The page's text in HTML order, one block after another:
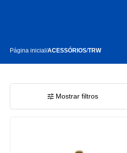
Página inicial/ACESSÓRIOS/TRW
Mostrar filtros